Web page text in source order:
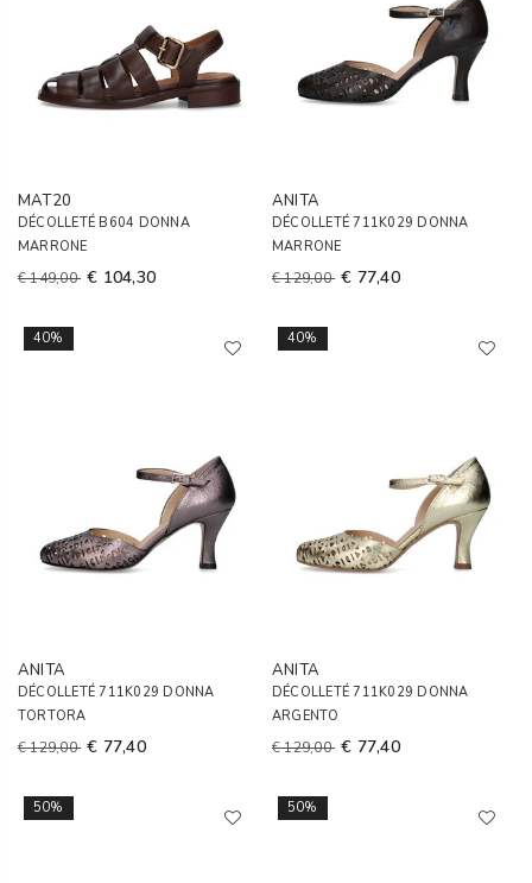
MAT20
DÉCOLLETÉ B604 DONNA
MARRONE
€ 149,00 € 104,30
ANITA
DÉCOLLETÉ 711K029 DONNA
MARRONE
€ 129,00 € 77,40
40%
ANITA
DÉCOLLETÉ 711K029 DONNA
TORTORA
€ 129,00 € 77,40
40%
ANITA
DÉCOLLETÉ 711K029 DONNA
ARGENTO
€ 129,00 € 77,40
50% 50%